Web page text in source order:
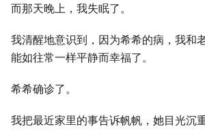
而那天晚上，我失眠了。
我清醒地意识到，因为希希的病，我和
能如往常一样平静而幸福了。
希希确诊了。
我把最近家里的事告诉帆帆，她目光沉